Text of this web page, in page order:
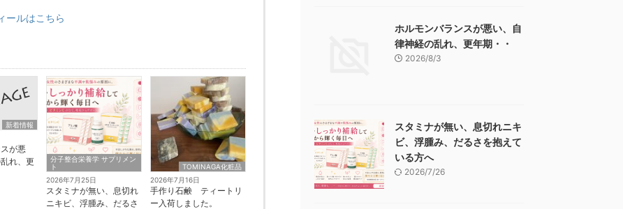
ールはこちら
新着情報
が悪
れ、更
分子整合栄養学 サプリメン
ト
2026年7月25日
スタミナが無い、息切れ
ニキビ、浮腫み、だるさ
TOMINAGA化粧品
2026年7月16日
手作り石鹸 ティートリ
ー入荷しました。
ホルモンバランスが悪い、自
律神経の乱れ、更年期・・
2026/8/3
スタミナが無い、息切れニキ
ビ、浮腫み、だるさを抱えて
いる方へ
2026/7/26